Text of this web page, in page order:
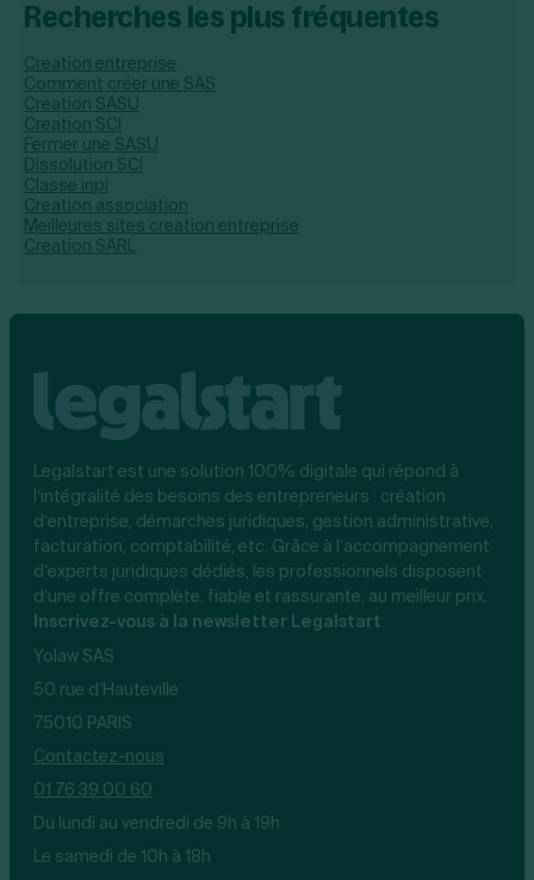
Recherches les plus fréquentes
Creation entreprise
Comment créer une SAS
Creation SASU
Creation SCI
Fermer une SASU
Dissolution SCI
Classe inpi
Creation association
Meilleures sites creation entreprise
Creation SARL
Legalstart est une solution 100% digitale qui répond à
l’intégralité des besoins des entrepreneurs : création
d’entreprise, démarches juridiques, gestion administrative,
facturation, comptabilité, etc. Grâce à l’accompagnement
d’experts juridiques dédiés, les professionnels disposent
d’une offre complète, fiable et rassurante, au meilleur prix.
Inscrivez-vous à la newsletter Legalstart
Yolaw SAS
50 rue d’Hauteville
75010 PARIS
Contactez-nous
01 76 39 00 60
Du lundi au vendredi de 9h à 19h
Le samedi de 10h à 18h